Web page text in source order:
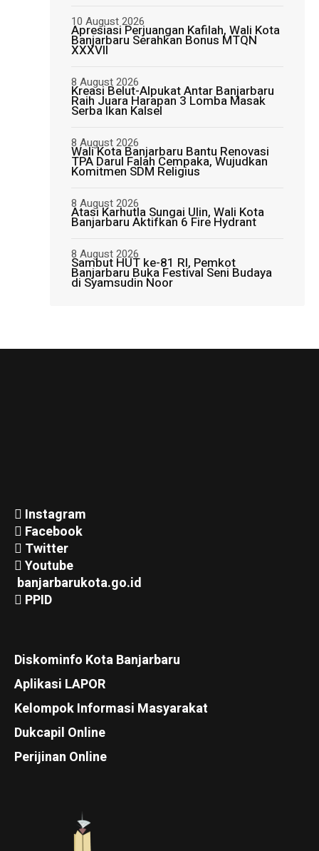
Apresiasi Perjuangan Kafilah, Wali Kota
Banjarbaru Serahkan Bonus MTQN
XXXVII
10 August 2026
Kreasi Belut-Alpukat Antar Banjarbaru
Raih Juara Harapan 3 Lomba Masak
Serba Ikan Kalsel
8 August 2026
Wali Kota Banjarbaru Bantu Renovasi
TPA Darul Falah Cempaka, Wujudkan
Komitmen SDM Religius
8 August 2026
Atasi Karhutla Sungai Ulin, Wali Kota
Banjarbaru Aktifkan 6 Fire Hydrant
8 August 2026
Sambut HUT ke-81 RI, Pemkot
Banjarbaru Buka Festival Seni Budaya
di Syamsudin Noor
8 August 2026
Instagram
Facebook
Twitter
Youtube
banjarbarukota.go.id
PPID
Diskominfo Kota Banjarbaru
Aplikasi LAPOR
Kelompok Informasi Masyarakat
Dukcapil Online
Perijinan Online